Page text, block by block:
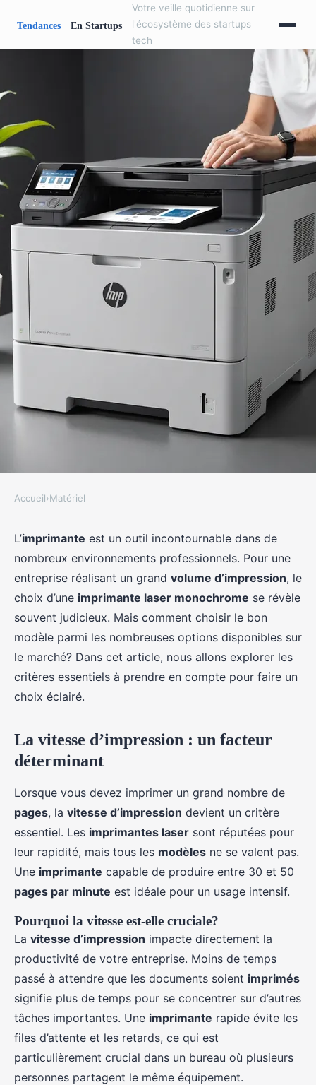
Votre veille quotidienne sur
l'écosystème des startups
tech
Quels critères pour choisir une
imprimante laser monochrome
pour un grand volume
d'impression?
Margot• 17 septembre 2024•6 min de lecture
Accueil›Matériel
L’imprimante est un outil incontournable dans de
nombreux environnements professionnels. Pour une
entreprise réalisant un grand volume d’impression, le
choix d’une imprimante laser monochrome se révèle
souvent judicieux. Mais comment choisir le bon
modèle parmi les nombreuses options disponibles sur
le marché? Dans cet article, nous allons explorer les
critères essentiels à prendre en compte pour faire un
choix éclairé.
La vitesse d’impression : un facteur
déterminant
Lorsque vous devez imprimer un grand nombre de
pages, la vitesse d’impression devient un critère
essentiel. Les imprimantes laser sont réputées pour
leur rapidité, mais tous les modèles ne se valent pas.
Une imprimante capable de produire entre 30 et 50
pages par minute est idéale pour un usage intensif.
Pourquoi la vitesse est-elle cruciale?
La vitesse d’impression impacte directement la
productivité de votre entreprise. Moins de temps
passé à attendre que les documents soient imprimés
signifie plus de temps pour se concentrer sur d’autres
tâches importantes. Une imprimante rapide évite les
files d’attente et les retards, ce qui est
particulièrement crucial dans un bureau où plusieurs
personnes partagent le même équipement.